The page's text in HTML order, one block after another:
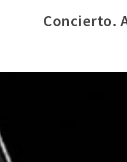
Concierto.